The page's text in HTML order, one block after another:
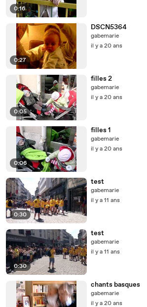
0:16
0:27
DSCN5364
gabemarie
il y a 20 ans
0:05
filles 2
gabemarie
il y a 20 ans
0:06
filles 1
gabemarie
il y a 20 ans
0:30
test
gabemarie
il y a 11 ans
0:30
test
gabemarie
il y a 11 ans
chants basques
gabemarie
il y a 20 ans